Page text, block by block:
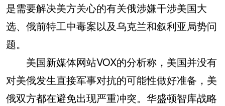
是需要解决美方关心的有关俄涉嫌干涉美国大
选、俄前特工中毒案以及乌克兰和叙利亚局势问
题。
美国新媒体网站VOX的分析称，美国并没有
对美俄发生直接军事对抗的可能性做好准备，美
俄双方都在避免出现严重冲突。华盛顿智库战略